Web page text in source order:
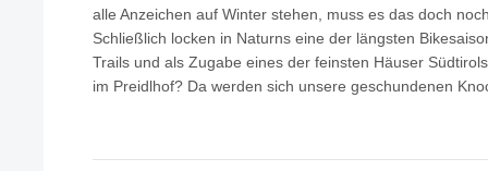
alle Anzeichen auf Winter stehen, muss es das doch
Schließlich locken in Naturns eine der längsten
Trails und als Zugabe eines der feinsten Häuser
im Preidlhof? Da werden sich unsere geschundenen